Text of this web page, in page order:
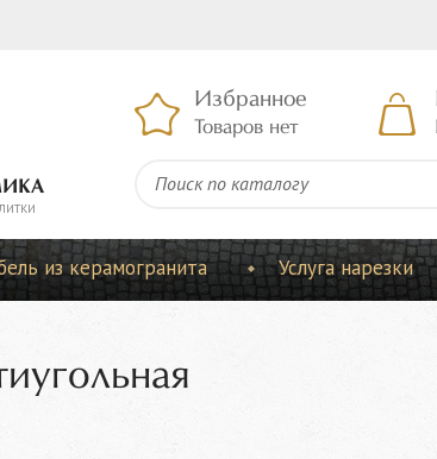
Избранное
Товаров нет
из керамогранита Услуга нарезки